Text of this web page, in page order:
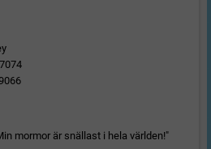
mormor är snällast i hela världen!"